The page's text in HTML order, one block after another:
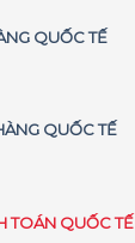
QUỐC TẾ
QUỐC TẾ
TOÁN QUỐC TẾ